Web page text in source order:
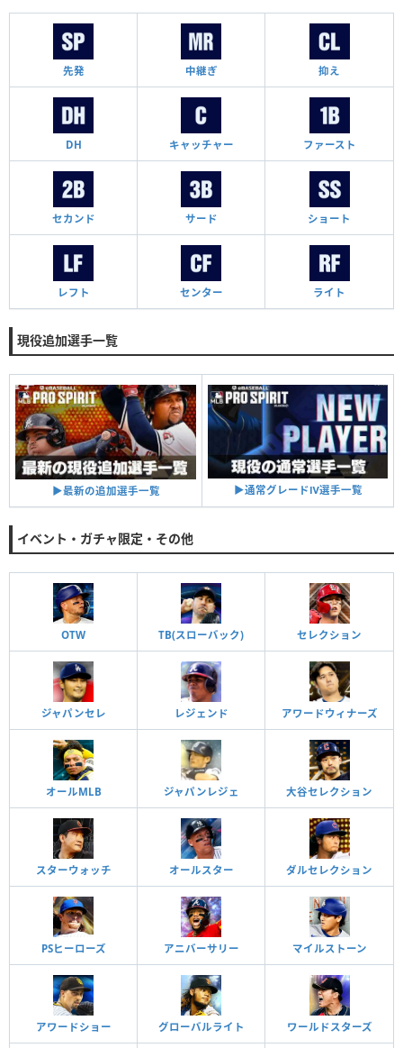
先発 中継ぎ 抑え
DH キャッチャー ファースト
セカンド サード ショート
レフト センター ライト
現役追加選手一覧
▶︎最新の追加選手一覧 ▶︎通常グレードⅣ選手一覧
イベント・ガチャ限定・その他
OTW TB(スローバック) セレクション
ジャパンセレ レジェンド アワードウィナーズ
オールMLB ジャパンレジェ 大谷セレクション
スターウォッチ オールスター ダルセレクション
PSヒーローズ アニバーサリー マイルストーン
アワードショー グローバルライト ワールドスターズ